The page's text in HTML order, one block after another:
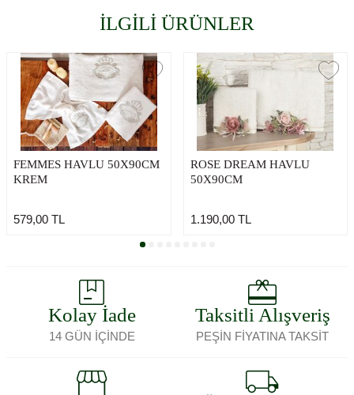
İLGİLİ ÜRÜNLER
FEMMES HAVLU 50X90CM
KREM
579,00 TL
ROSE DREAM HAVLU
50X90CM
1.190,00TL
Kolay İade
14 GÜN İÇİNDE
Taksitli Alışveriş
PEŞİN FİYATINA TAKSİT